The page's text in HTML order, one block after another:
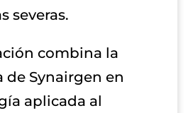
severas.
combina la
de Synairgen en
aplicada al